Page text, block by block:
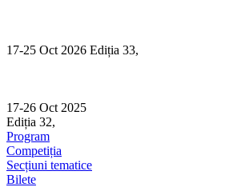
17-25 Oct 2026 Ediția 33,
17-26 Oct 2025
Ediția 32,
Program
Competiția
Secțiuni tematice
Bilete